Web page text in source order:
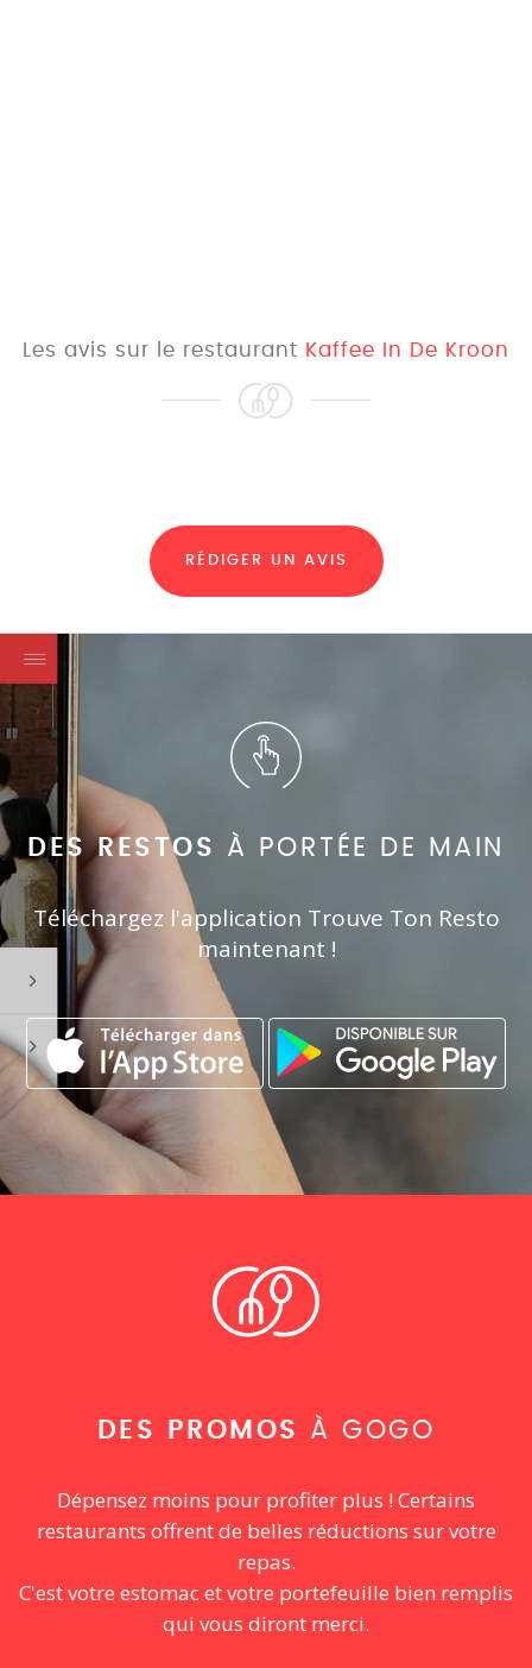
Les avis sur le restaurant Kaffee In De Kroon
RÉDIGER UN AVIS
DES RESTOS À PORTÉE DE MAIN
Téléchargez l'application Trouve Ton Resto
maintenant !
DES PROMOS À GOGO
Dépensez moins pour profiter plus ! Certains
restaurants offrent de belles réductions sur votre
repas.
C'est votre estomac et votre portefeuille bien remplis
qui vous diront merci.